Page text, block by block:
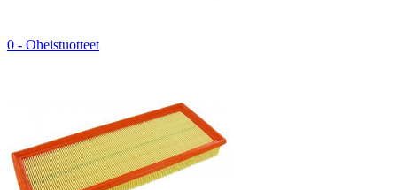
0 - Oheistuotteet